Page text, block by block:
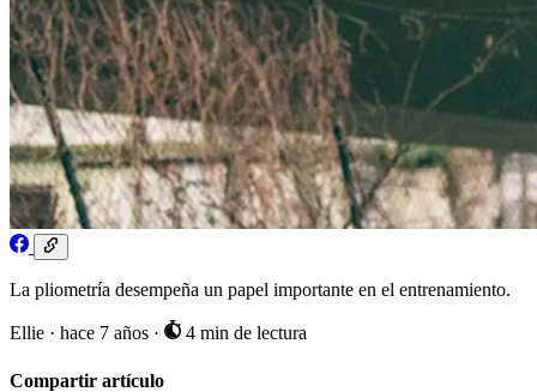
La pliometría desempeña un papel importante en el entrenamiento.
Ellie · hace 7 años · 4 min de lectura
Compartir artículo